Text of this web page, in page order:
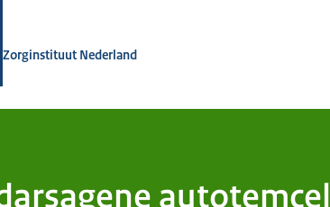
Zorginstituut Nederland
autotemcel